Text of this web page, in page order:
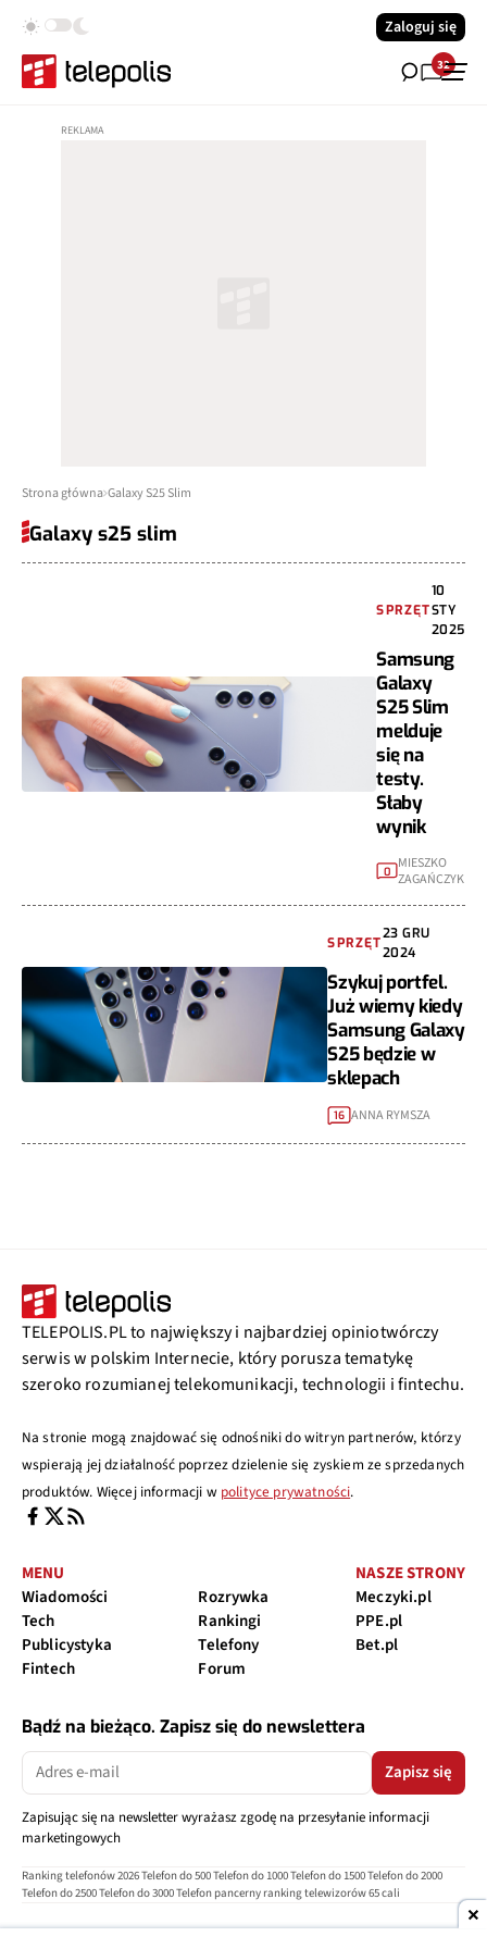
Zaloguj się
32
Strona główna Galaxy S25 Slim
Galaxy s25 slim
SPRZĘT
10
STY
2025
Samsung
Galaxy
S25 Slim
melduje
się na
testy.
Słaby
wynik
0
MIESZKO
ZAGAŃCZYK
SPRZĘT
23 GRU
2024
Szykuj portfel.
Już wiemy kiedy
Samsung Galaxy
S25 będzie w
sklepach
16 ANNA RYMSZA
TELEPOLIS.PL to największy i najbardziej opiniotwórczy
serwis w polskim Internecie, który porusza tematykę
szeroko rozumianej telekomunikacji, technologii i fintechu.
Na stronie mogą znajdować się odnośniki do witryn partnerów, którzy
wspierają jej działalność poprzez dzielenie się zyskiem ze sprzedanych
produktów. Więcej informacji w polityce prywatności.
MENU
Wiadomości
Tech
Publicystyka
Fintech
Rozrywka
Rankingi
Telefony
Forum
NASZE STRONY
Meczyki.pl
PPE.pl
Bet.pl
Bądź na bieżąco. Zapisz się do newslettera
Zapisz się
Zapisując się na newsletter wyrażasz zgodę na przesyłanie informacji
marketingowych
Ranking telefonów 2026Telefon do 500Telefon do 1000Telefon do 1500Telefon do 2000
Telefon do 2500Telefon do 3000Telefon pancerny ranking telewizorów 65 cali